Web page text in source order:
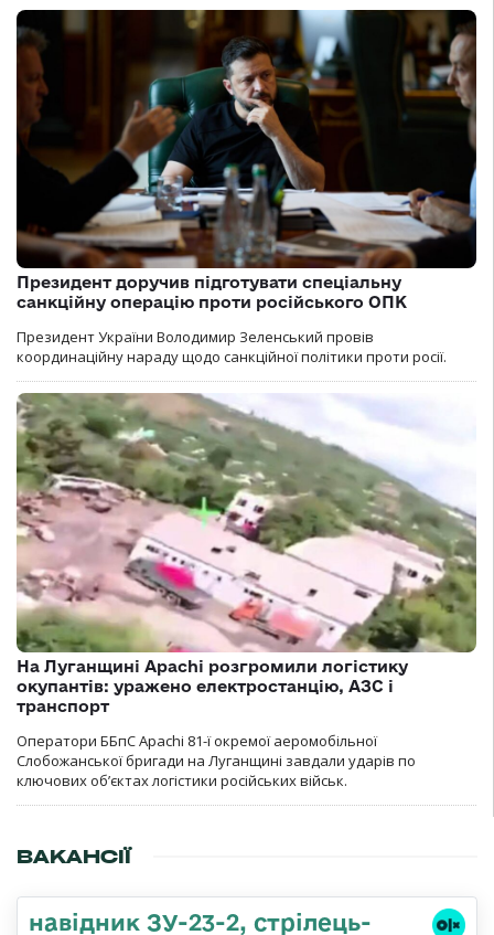
Президент доручив підготувати спеціальну
санкційну операцію проти російського ОПК
Президент України Володимир Зеленський провів
координаційну нараду щодо санкційної політики проти росії.
На Луганщині Apachi розгромили логістику
окупантів: уражено електростанцію, АЗС і
транспорт
Оператори ББпС Apachi 81-ї окремої аеромобільної
Слобожанської бригади на Луганщині завдали ударів по
ключових об’єктах логістики російських військ.
ВАКАНСІЇ
навідник ЗУ-23-2, стрілець-